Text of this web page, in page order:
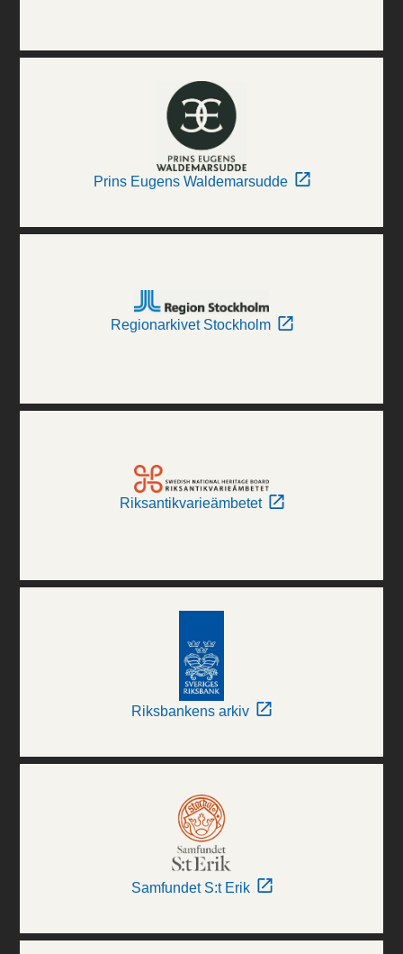
Prins Eugens Waldemarsudde
Regionarkivet Stockholm
Riksantikvarieämbetet
Riksbankens arkiv
Samfundet S:t Erik